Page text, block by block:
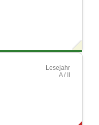
Lesejahr
A / II